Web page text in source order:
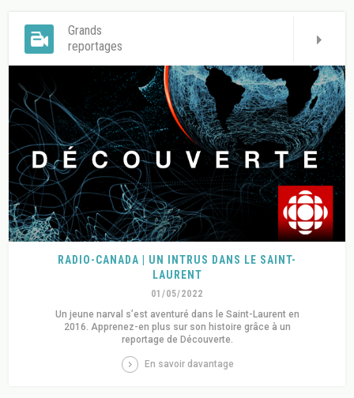
Grands
reportages
RADIO-CANADA | UN INTRUS DANS LE SAINT-
LAURENT
01/05/2022
Un jeune narval s’est aventuré dans le Saint-Laurent en
2016. Apprenez-en plus sur son histoire grâce à un
reportage de Découverte.
En savoir davantage